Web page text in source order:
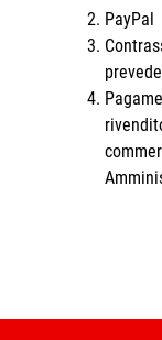
PayPal